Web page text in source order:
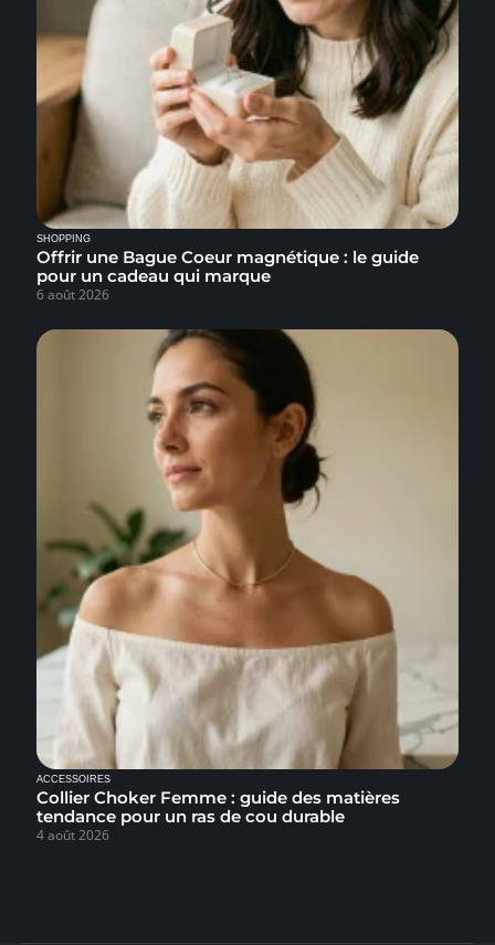
SHOPPING
Offrir une Bague Coeur magnétique : le guide
pour un cadeau qui marque
6 août 2026
ACCESSOIRES
Collier Choker Femme : guide des matières
tendance pour un ras de cou durable
4 août 2026